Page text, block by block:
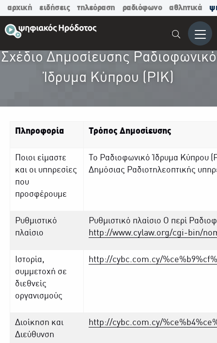
αρχική ειδήσεις τηλεόραση ραδιόφωνο αθλητικά
Μενού
Σχέδιο Δημοσίευσης Ραδιοφωνικό
Ίδρυμα Κύπρου (ΡΙΚ)
Πληροφορία Τρόπος Δημοσίευσης
Ποιοι είμαστε
και οι υπηρεσίες
που
προσφέρουμε
Το Ραδιοφωνικό Ίδρυμα Κύπρου
Δημόσιας Ραδιοτηλεοπτικής
Ρυθμιστικό
πλαίσιο
Ρυθμιστικό πλαίσιο Ο περί
http://www.cylaw.org/cgi-bin/
Ιστορία,
συμμετοχή σε
διεθνείς
οργανισμούς
http://cybc.com.cy/
Διοίκηση και
Διεύθυνση
http://cybc.com.cy/